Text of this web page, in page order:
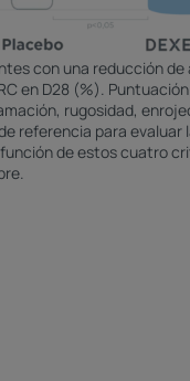
con una reducción de
en D28 (%). Puntuación
rugosidad,
referencia para evaluar
de estos cuatro